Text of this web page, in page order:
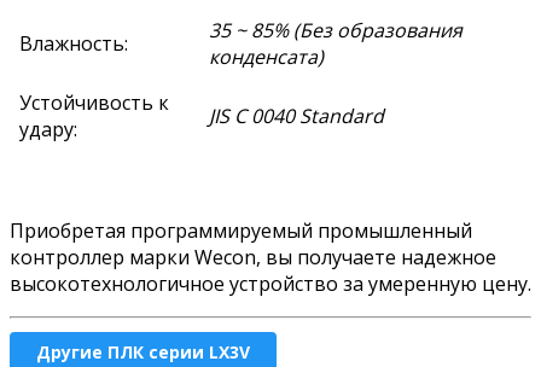
Влажность:
35 ~ 85% (Без образования
конденсата)
Устойчивость к
удару:
JIS C 0040 Standard
Приобретая программируемый промышленный
контроллер марки Wecon, вы получаете надежное
высокотехнологичное устройство за умеренную цену.
Другие ПЛК серии LX3V